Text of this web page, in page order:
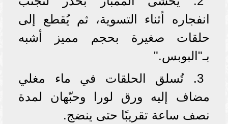
انفجاره أثناء التسوية، ثم يُقطع إلى
حلقات صغيرة بحجم مميز أشبه
بـ"البوبس."
3. تُسلق الحلقات في ماء مغلي
مضاف إليه ورق لورا وحبّهان لمدة
نصف ساعة تقريبًا حتى ينضج.